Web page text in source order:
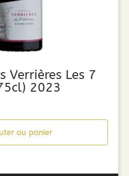
Verrières Les 7
2023
au panier